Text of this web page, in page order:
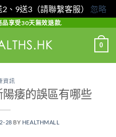
、9送3（請聯繫客服） 忽略
享受30天無效退款.
0
資訊
痿的誤區有哪些
28 BY HEALTHMALL